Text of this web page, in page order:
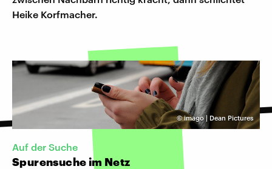
Heike Korfmacher.
©imago | Dean Pictures
Auf der Suche
Spurensuche im Netz